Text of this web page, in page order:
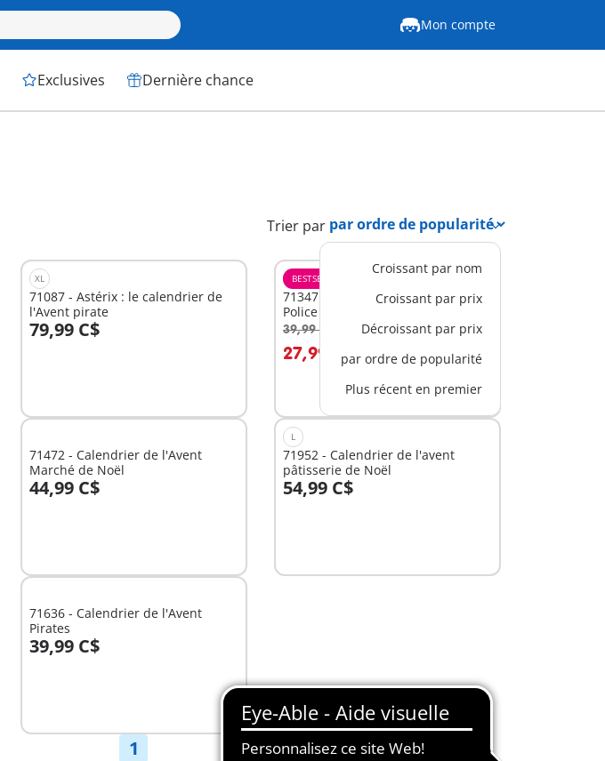
Mon compte
Exclusives Dernière chance
Trier par
Croissant par nom
Croissant par prix
Décroissant par prix
par ordre de popularité
Plus récent en premier
XL
71087 - Astérix : le calendrier de
l'Avent pirate
79,99 C$
Au panier
BESTSELLER
71347 - Calendrier de l'Avent -
Police
39,99 C$ -30%
27,99 C$
71472 - Calendrier de l'Avent
Marché de Noël
44,99 C$
Au panier
L
71952 - Calendrier de l'avent
pâtisserie de Noël
54,99 C$
Au panier
71636 - Calendrier de l'Avent
Pirates
39,99 C$
Au panier
1